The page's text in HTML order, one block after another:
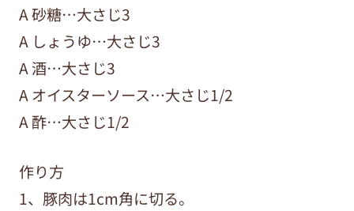
A 砂糖…大さじ3
A しょうゆ…大さじ3
A 酒…大さじ3
A オイスターソース…大さじ1/2
A 酢…大さじ1/2
作り方
1、豚肉は1cm角に切る。